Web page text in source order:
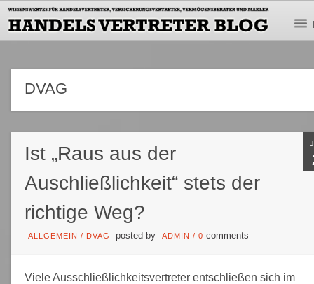
DVAG
Ist „Raus aus der
Auschließlichkeit“ stets der
richtige Weg?
ALLGEMEIN / DVAG posted by ADMIN / 0 comments
Viele Ausschließlichkeitsvertreter entschließen sich im